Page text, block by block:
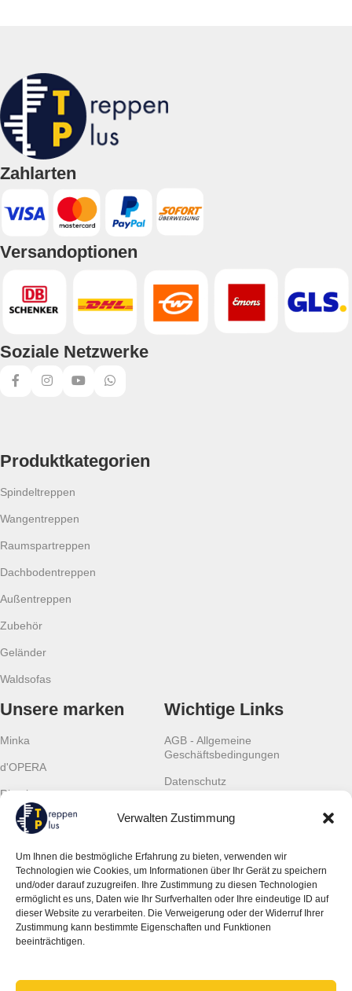
Verwalten Zustimmung
Um Ihnen die bestmögliche Erfahrung zu bieten, verwenden wir
Technologien wie Cookies, um Informationen über Ihr Gerät zu speichern
und/oder darauf zuzugreifen. Ihre Zustimmung zu diesen Technologien
ermöglicht es uns, Daten wie Ihr Surfverhalten oder Ihre eindeutige ID auf
dieser Website zu verarbeiten. Die Verweigerung oder der Widerruf Ihrer
Zustimmung kann bestimmte Eigenschaften und Funktionen
beeinträchtigen.
Zahlarten
Versandoptionen
Soziale Netzwerke
Produktkategorien
Spindeltreppen
Wangentreppen
Raumspartreppen
Dachbodentreppen
Außentreppen
Zubehör
Geländer
Waldsofas
Unsere marken
Minka
d'OPERA
Rintal
Scalant
TLC
Wichtige Links
AGB - Allgemeine
Geschäftsbedingungen
Datenschutz
Gewährleistung
Kontaktinformationen
JSM Treppen Plus UG (haftungsbeschränkt)
Ingolstädter Str. 19